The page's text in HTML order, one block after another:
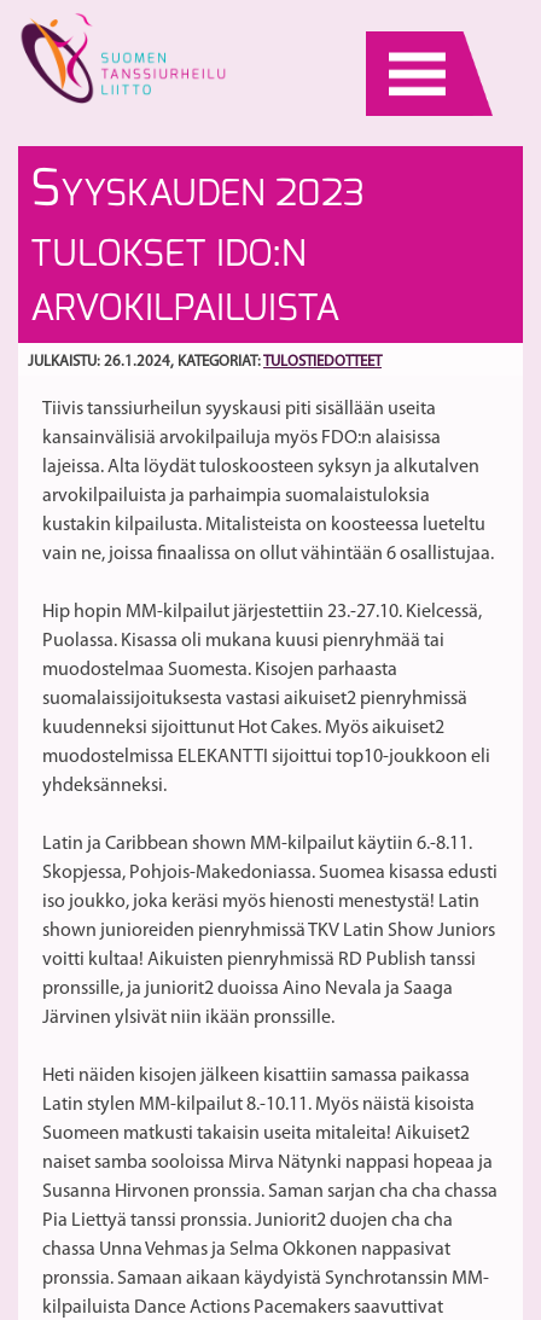
content
SYYSKAUDEN 2023
TULOKSET IDO:N
ARVOKILPAILUISTA
JULKAISTU: 26.1.2024, KATEGORIAT: TULOSTIEDOTTEET
Tiivis tanssiurheilun syyskausi piti sisällään useita
kansainvälisiä arvokilpailuja myös FDO:n alaisissa
lajeissa. Alta löydät tuloskoosteen syksyn ja alkutalven
arvokilpailuista ja parhaimpia suomalaistuloksia
kustakin kilpailusta. Mitalisteista on koosteessa lueteltu
vain ne, joissa finaalissa on ollut vähintään 6 osallistujaa.
Hip hopin MM-kilpailut järjestettiin 23.-27.10. Kielcessä,
Puolassa. Kisassa oli mukana kuusi pienryhmää tai
muodostelmaa Suomesta. Kisojen parhaasta
suomalaissijoituksesta vastasi aikuiset2 pienryhmissä
kuudenneksi sijoittunut Hot Cakes. Myös aikuiset2
muodostelmissa ELEKANTTI sijoittui top10-joukkoon eli
yhdeksänneksi.
Latin ja Caribbean shown MM-kilpailut käytiin 6.-8.11.
Skopjessa, Pohjois-Makedoniassa. Suomea kisassa edusti
iso joukko, joka keräsi myös hienosti menestystä! Latin
shown junioreiden pienryhmissä TKV Latin Show Juniors
voitti kultaa! Aikuisten pienryhmissä RD Publish tanssi
pronssille, ja juniorit2 duoissa Aino Nevala ja Saaga
Järvinen ylsivät niin ikään pronssille.
Heti näiden kisojen jälkeen kisattiin samassa paikassa
Latin stylen MM-kilpailut 8.-10.11. Myös näistä kisoista
Suomeen matkusti takaisin useita mitaleita! Aikuiset2
naiset samba sooloissa Mirva Nätynki nappasi hopeaa ja
Susanna Hirvonen pronssia. Saman sarjan cha cha chassa
Pia Liettyä tanssi pronssia. Juniorit2 duojen cha cha
chassa Unna Vehmas ja Selma Okkonen nappasivat
pronssia. Samaan aikaan käydyistä Synchrotanssin MM-
kilpailuista Dance Actions Pacemakers saavuttivat